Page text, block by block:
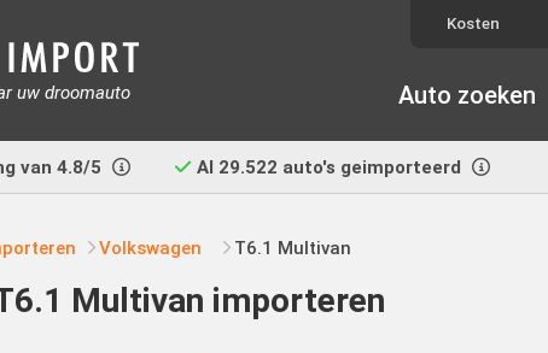
uw droomauto
Kosten
Auto zoeken
van 4.8/5 Al 29.522 auto's geimporteerd
Volkswagen T6.1 Multivan
Multivan importeren